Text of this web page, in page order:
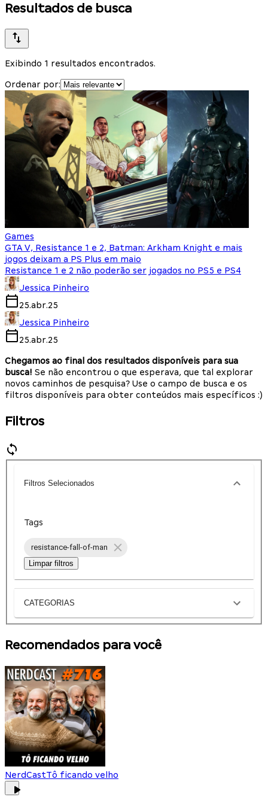
Resultados de busca
Exibindo 1 resultados encontrados.
Ordenar por:
Games
GTA V, Resistance 1 e 2, Batman: Arkham Knight e mais
jogos deixam a PS Plus em maio
Resistance 1 e 2 não poderão ser jogados no PS5 e PS4
Jessica Pinheiro
25.abr.25
Jessica Pinheiro
25.abr.25
Chegamos ao final dos resultados disponíveis para sua
busca! Se não encontrou o que esperava, que tal explorar
novos caminhos de pesquisa? Use o campo de busca e os
filtros disponíveis para obter conteúdos mais específicos :)
Filtros
Filtros Selecionados
Tags
resistance-fall-of-man
Limpar filtros
CATEGORIAS
Recomendados para você
NerdCastTô ficando velho